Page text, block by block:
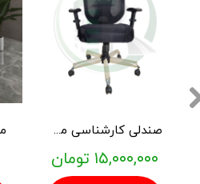
صندلی کارشناسی مدل آرمان
۱۵,۰۰۰,۰۰۰ تومان